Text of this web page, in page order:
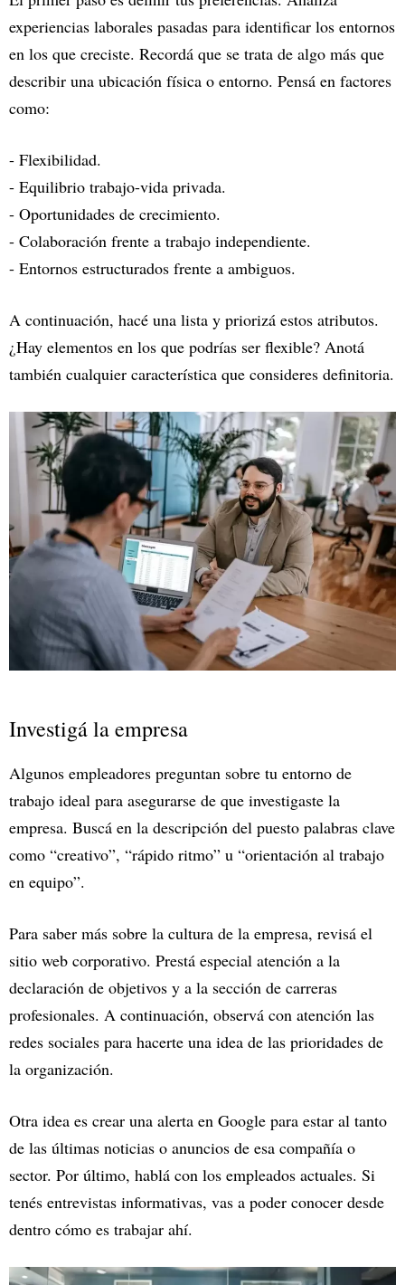
experiencias laborales pasadas para identificar los entornos
en los que creciste. Recordá que se trata de algo más que
describir una ubicación física o entorno. Pensá en factores
como:
- Flexibilidad.
- Equilibrio trabajo-vida privada.
- Oportunidades de crecimiento.
- Colaboración frente a trabajo independiente.
- Entornos estructurados frente a ambiguos.
A continuación, hacé una lista y priorizá estos atributos.
¿Hay elementos en los que podrías ser flexible? Anotá
también cualquier característica que consideres definitoria.
Investigá la empresa
Algunos empleadores preguntan sobre tu entorno de
trabajo ideal para asegurarse de que investigaste la
empresa. Buscá en la descripción del puesto palabras clave
como “creativo”, “rápido ritmo” u “orientación al trabajo
en equipo”.
Para saber más sobre la cultura de la empresa, revisá el
sitio web corporativo. Prestá especial atención a la
declaración de objetivos y a la sección de carreras
profesionales. A continuación, observá con atención las
redes sociales para hacerte una idea de las prioridades de
la organización.
Otra idea es crear una alerta en Google para estar al tanto
de las últimas noticias o anuncios de esa compañía o
sector. Por último, hablá con los empleados actuales. Si
tenés entrevistas informativas, vas a poder conocer desde
dentro cómo es trabajar ahí.